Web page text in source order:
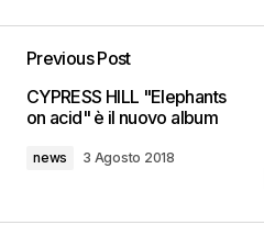
Previous Post
CYPRESS HILL "Elephants
on acid" è il nuovo album
news 3 Agosto 2018